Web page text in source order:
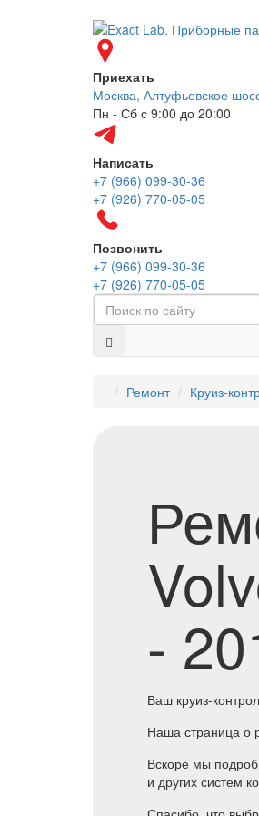
Приехать
Москва, Алтуфьевское
Пн - Сб с 9:00 до 20:00
Написать
+7 (966) 099-30-36
+7 (926) 770-05-05
Позвонить
+7 (966) 099-30-36
+7 (926) 770-05-05
Ремонт Круиз-
-
Ваш круиз-
Наша страница о
Вскоре мы
и других систем